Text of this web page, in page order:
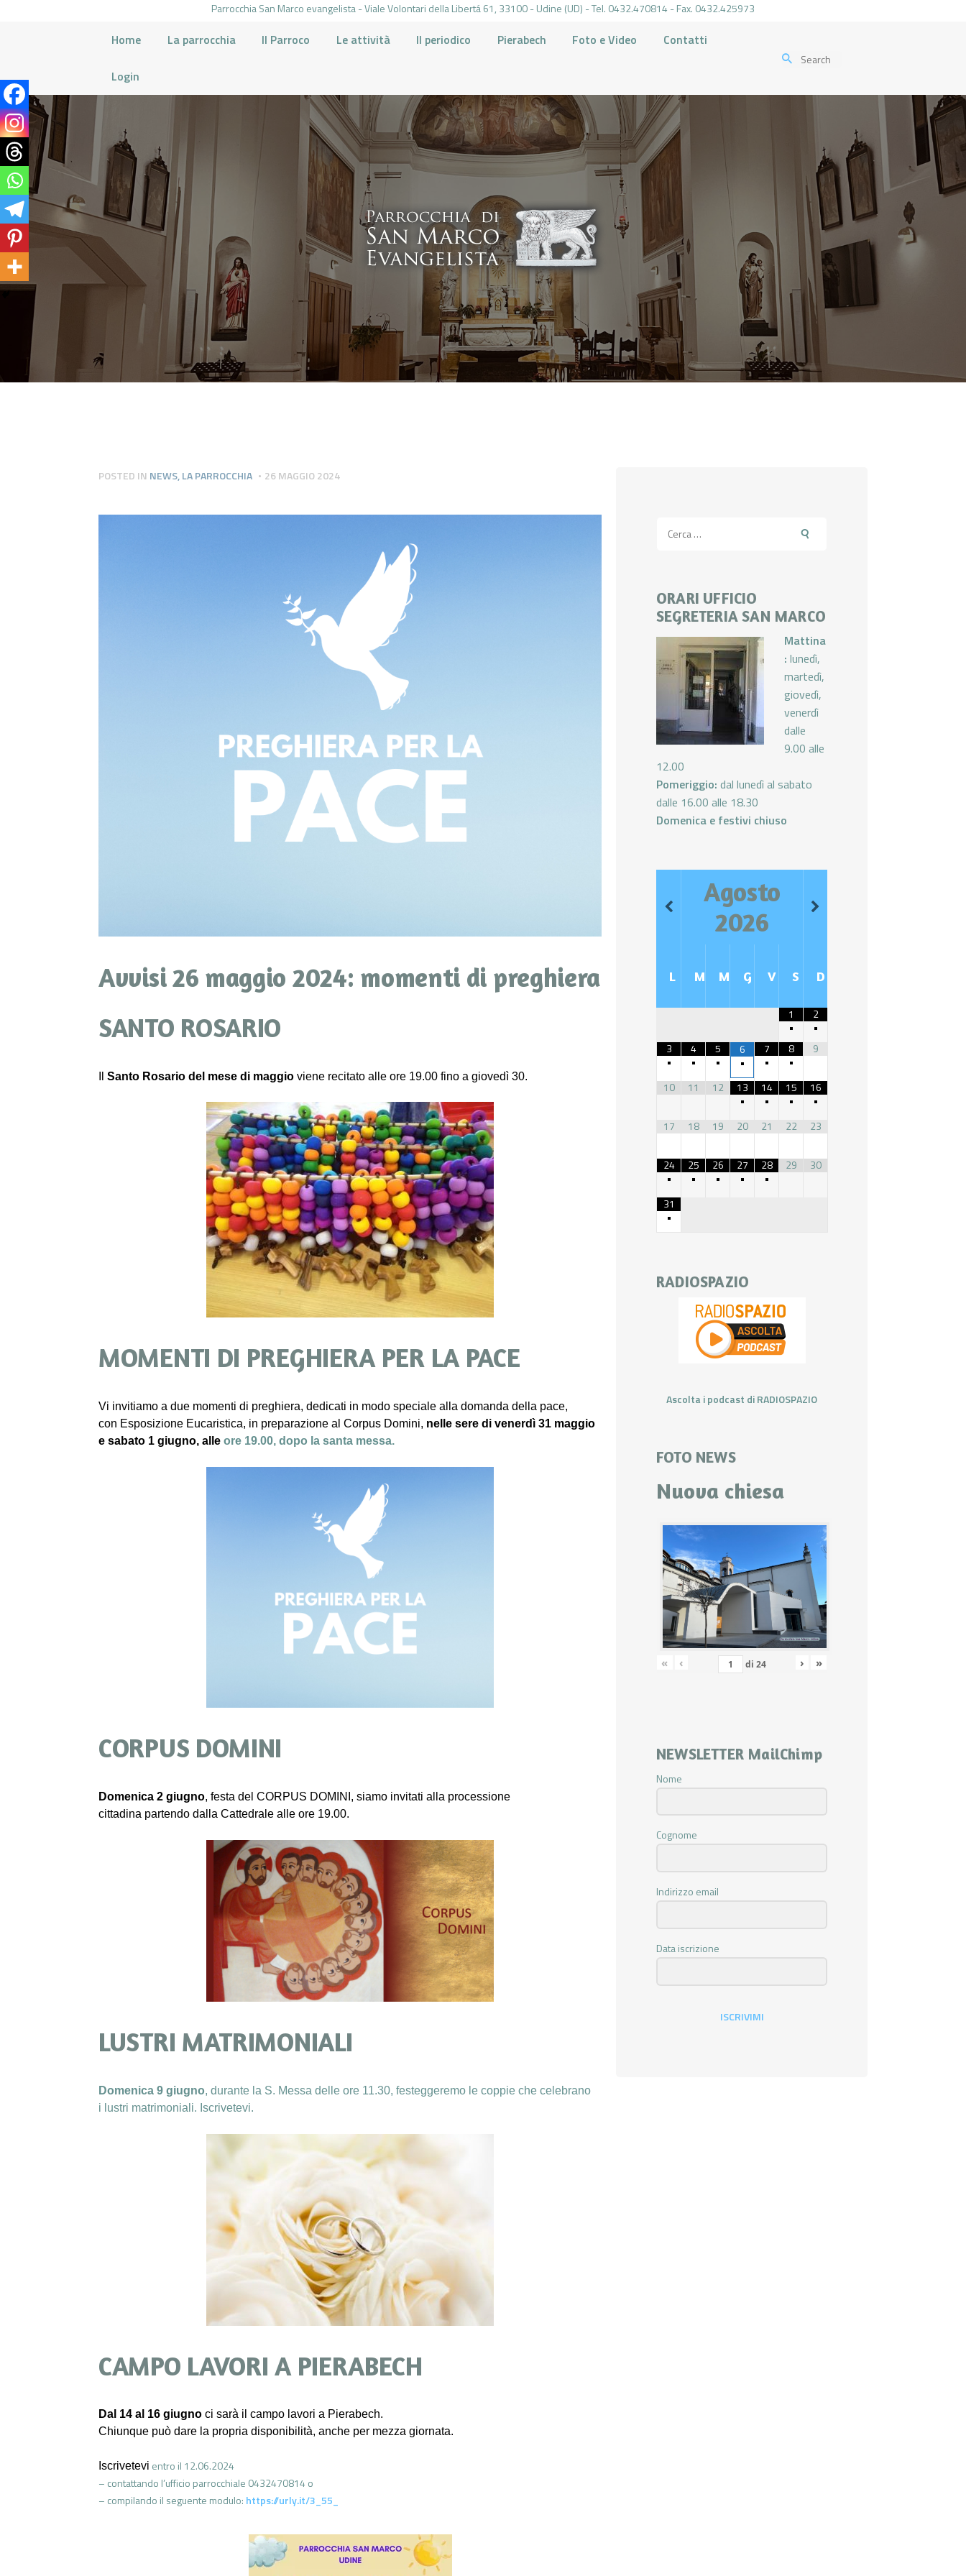
Parrocchia San Marco evangelista - Viale Volontari della Libertá 61, 33100 - Udine (UD) - Tel. 0432.470814 - Fax. 0432.425973
Home La parrocchia Il Parroco Le attività Il periodico Pierabech Foto e Video Contatti
Login
HOME
LA PARROCCHIA
IL PARROCO
LE ATTIVITÀ
IL PERIODICO
PIERABECH
FOTO E VIDEO
CONTATTI
POSTED IN NEWS,LA PARROCCHIA 26 MAGGIO 2024
Avvisi 26 maggio 2024: momenti di preghiera
SANTO ROSARIO
Santo Rosario del mese di maggio viene recitato alle ore 19.00 fino a giovedì 30.
MOMENTI DI PREGHIERA PER LA PACE
Vi invitiamo a due momenti di preghiera, dedicati in modo speciale alla domanda della pace,
con Esposizione Eucaristica, in preparazione al Corpus Domini, nelle sere di venerdì 31 maggio
e sabato 1 giugno, alle ore 19.00, dopo la santa messa.
CORPUS DOMINI
Domenica 2 giugno, festa del CORPUS DOMINI, siamo invitati alla processione
cittadina partendo dalla Cattedrale alle ore 19.00.
LUSTRI MATRIMONIALI
Domenica 9 giugno, durante la S. Messa delle ore 11.30, festeggeremo le coppie che celebrano
i lustri matrimoniali. Iscrivetevi.
CAMPO LAVORI A PIERABECH
Dal 14 al 16 giugno ci sarà il campo lavori a Pierabech.
Chiunque può dare la propria disponibilità, anche per mezza giornata.
Iscrivetevi entro il 12.06.2024
– contattando l’ufficio parrocchiale 0432470814 o
– compilando il seguente modulo: https://urly.it/3_55_
per:
ORARI UFFICIO
SEGRETERIA SAN MARCO
Mattina
: lunedì,
martedì,
giovedì,
venerdì
dalle
9.00 alle
12.00
Pomeriggio: dal lunedì al sabato
dalle 16.00 alle 18.30
Domenica e festivi chiuso
Agosto
2026
L M M G V S D
1
•
2
•
3
•
4
•
5
•
6
•
7
•
8
•
9
10 11 12
13
•
14
•
15
•
16
•
17
18 19 20 21 22 23
24
•
25
•
26
•
27
•
28
•
29 30
31
•
RADIOSPAZIO
Ascolta i podcast di RADIOSPAZIO
FOTO NEWS
Nuova chiesa
« ‹ di 24 › »
NEWSLETTER MailChimp
Nome
Cognome
Indirizzo email
Data iscrizione
ISCRIVIMI